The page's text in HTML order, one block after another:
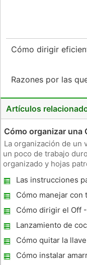
Cómo dirigir
Razones por las
Artículos
Cómo organizar una
La organización de un
un poco de trabajo
organizado y hojas
muchos recorridos de
recorridos de caridad
Las instrucciones
para un Honda
Cómo manejar con
cuesta arriba
Cómo dirigir el Off
Lanzamiento de
Cómo quitar la
Cómo instalar